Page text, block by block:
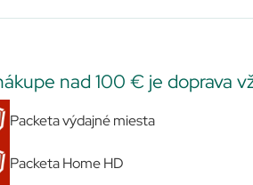
nad 100 € je doprava
Packeta výdajné miesta
Packeta Home HD